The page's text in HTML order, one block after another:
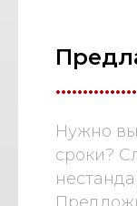
Нужно
сроки?